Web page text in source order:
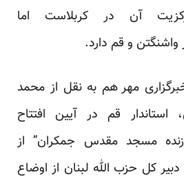
آن در کربلاست اما
واشنگتن و قم دارد.
مهرهم به نقل از محمد
قم در آیین افتتاح
مسجد مقدس جمکران” از
کل حزب الله لبنان از اوضاع